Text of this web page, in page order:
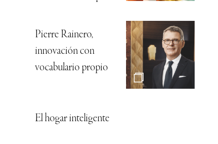
Pierre Rainero,
innovación con
vocabulario propio
El hogar inteligente